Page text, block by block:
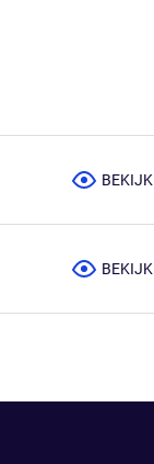
BEKIJK
BEKIJK